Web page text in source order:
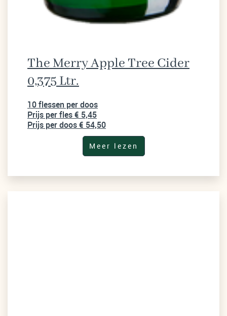
The Merry Apple Tree Cider
0,375 Ltr.
10 flessen per doos
Prijs per fles € 5,45
Prijs per doos € 54,50
Meer lezen